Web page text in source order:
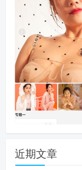
近期文章